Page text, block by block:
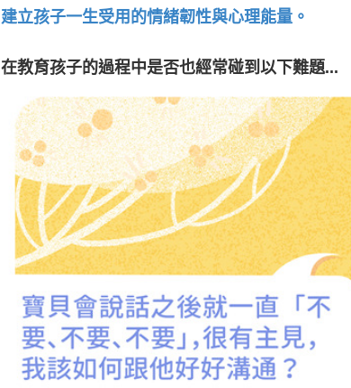
建立孩子一生受用的情緒韌性與心理能量。
在教育孩子的過程中是否也經常碰到以下難題...